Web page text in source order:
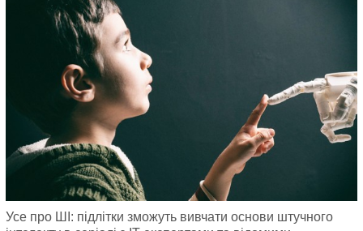
Усе про ШІ: підлітки зможуть вивчати основи штучного